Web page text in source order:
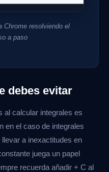
Chrome resolviendo el
a paso
debes evitar
al calcular integrales es
en el caso de integrales
a inexactitudes en
juega un papel
recuerda añadir + C al